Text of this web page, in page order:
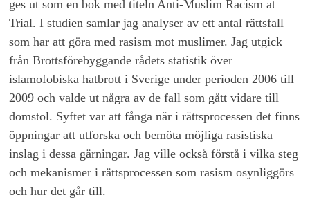
ges ut som en bok med titeln Anti-Muslim Racism at
Trial. I studien samlar jag analyser av ett antal rättsfall
som har att göra med rasism mot muslimer. Jag utgick
från Brottsförebyggande rådets statistik över
islamofobiska hatbrott i Sverige under perioden 2006 till
2009 och valde ut några av de fall som gått vidare till
domstol. Syftet var att fånga när i rättsprocessen det finns
öppningar att utforska och bemöta möjliga rasistiska
inslag i dessa gärningar. Jag ville också förstå i vilka steg
och mekanismer i rättsprocessen som rasism osynliggörs
och hur det går till.